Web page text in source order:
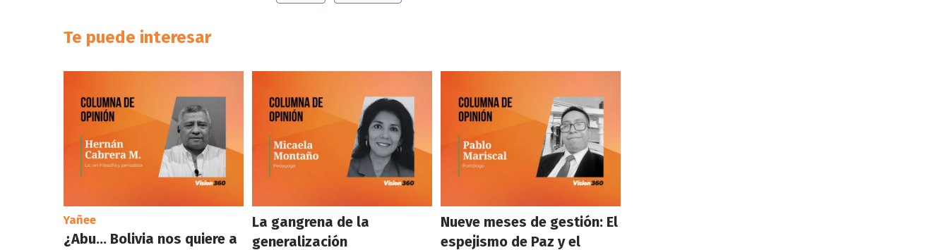
Te puede interesar
Yañee
¿Abu… Bolivia nos quiere a
La gangrena de la
generalización
Nueve meses de gestión: El
espejismo de Paz y el